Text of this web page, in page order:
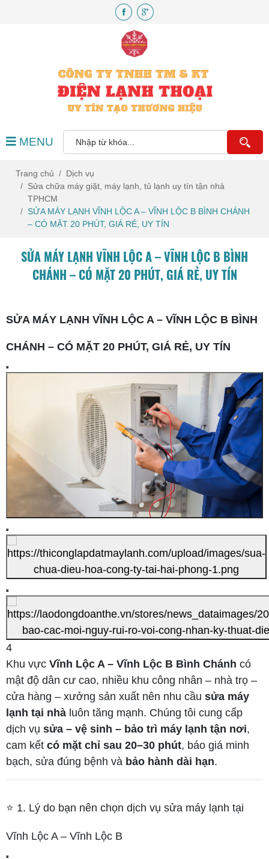
MENU
Trang chủ
Dịch vụ
Sửa chữa máy giặt, máy lạnh, tủ lạnh uy tín tận nhà
TPHCM
SỬA MÁY LẠNH VĨNH LỘC A – VĨNH LỘC B BÌNH CHÁNH
– CÓ MẶT 20 PHÚT, GIÁ RẺ, UY TÍN
SỬA MÁY LẠNH VĨNH LỘC A – VĨNH LỘC B BÌNH
CHÁNH – CÓ MẶT 20 PHÚT, GIÁ RẺ, UY TÍN
SỬA MÁY LẠNH VĨNH LỘC A – VĨNH LỘC B BÌNH
CHÁNH – CÓ MẶT 20 PHÚT, GIÁ RẺ, UY TÍN
4
Khu vực Vĩnh Lộc A – Vĩnh Lộc B Bình Chánh có
mật độ dân cư cao, nhiều khu công nhân – nhà trọ –
cửa hàng – xưởng sản xuất nên nhu cầu sửa máy
lạnh tại nhà luôn tăng mạnh. Chúng tôi cung cấp
dịch vụ sửa – vệ sinh – bảo trì máy lạnh tận nơi,
cam kết có mặt chỉ sau 20–30 phút, báo giá minh
bạch, sửa đúng bệnh và bảo hành dài hạn.
⭐ 1. Lý do bạn nên chọn dịch vụ sửa máy lạnh tại
Vĩnh Lộc A – Vĩnh Lộc B